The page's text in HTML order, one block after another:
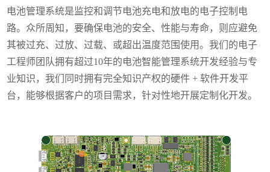
电池管理系统是监控和调节电池充电和放电的电子控制电
路。众所周知，要确保电池的安全、性能与寿命，则应避免
其被过充、过放、过载、或超出温度范围使用。我们的电子
工程师团队拥有超过10年的电池智能管理系统开发经验与专
业知识，我们同时拥有完全知识产权的硬件 + 软件开发平
台，能够根据客户的项目需求，针对性地开展定制化开发。